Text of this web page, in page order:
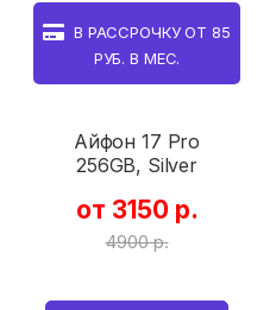
В РАССРОЧКУ ОТ85
РУБ. В МЕС.
Айфон 17 Pro
256GB, Silver
от 3150 р.
4900 р.